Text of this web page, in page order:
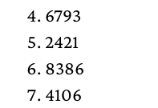
6793
2421
8386
4106